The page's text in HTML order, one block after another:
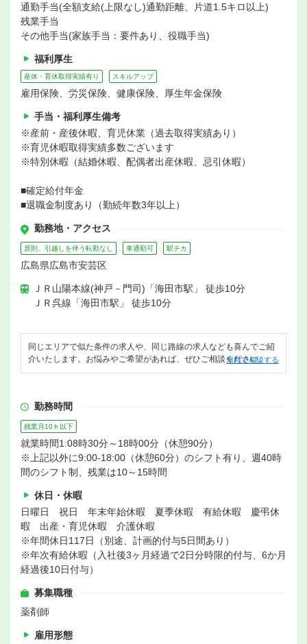
通勤手当(全額支給(上限なし)通勤距離、片道1.5キロ以上)
残業手当
その他手当(家族手当：要件あり、役職手当)
福利厚生
産休・育休取得実績有り スキルアップ
雇用保険、労災保険、健康保険、厚生年金保険
手当・福利厚生備考
※産前・産後休暇、育児休業（過去取得実績あり）
※育児休暇取得実績多数ございます
※特別休暇（結婚休暇、配偶者出産休暇、忌引休暇）
■確定給付年金
■退職金制度あり（勤続年数3年以上）
勤務地・アクセス
原則、引越しを伴う転勤なし 車通勤可 駅チカ
広島県広島市安芸区
ＪＲ山陽本線(神戸－門司)「海田市駅」 徒歩10分
ＪＲ呉線「海田市駅」 徒歩10分
同じエリアで似た条件の求人や、同じ路線の求人なども喜んでご紹
介いたします。お悩みやご希望があれば、ぜひご相談ください。
無料で相談する
勤務時間
残業月10ｈ以下
就業時間1:08時30分～18時00分（休憩90分）
※上記以外に9:00-18:00（休憩60分）のシフト有り、週40時
間のシフト制、残業は10～15時間
休日・休暇
日曜日 祝日 年末年始休暇 夏季休暇 有給休暇 慶弔休
暇 出産・育児休暇 介護休暇
※年間休日117日（別途、計画的付与5日間あり）
※年次有給休暇（入社後3ヶ月経過で2日分時限的付与、6か月
経過後10日付与）
募集職種
薬剤師
雇用形態